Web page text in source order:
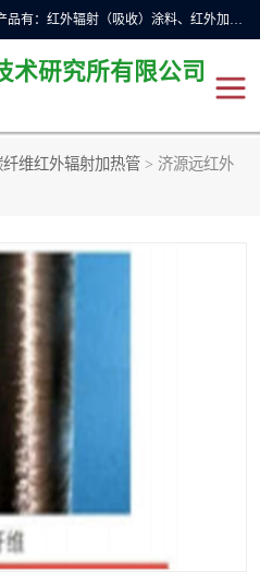
许昌市红外技术研究所有限公司主要产品有：红外辐射（吸收）涂料、红外加热元件、红外辐射加热模块（板）、红外辐射加热炉（箱）、快速红外辐射加热器、系列高端红外加热实验设备、系列红外加热控制器等。
术研究所有限公司
纤维红外辐射加热管 > 济源远红外
定制红外加热实验设备
红外辐射吸收涂料
电工电气
红外加热控制器
热环境试验设备
定波长红外辐射加热器